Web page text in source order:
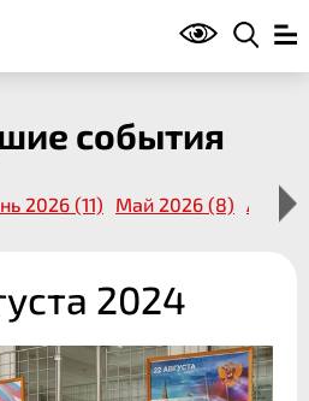
события
2026 (11) Май 2026 (8)
2024